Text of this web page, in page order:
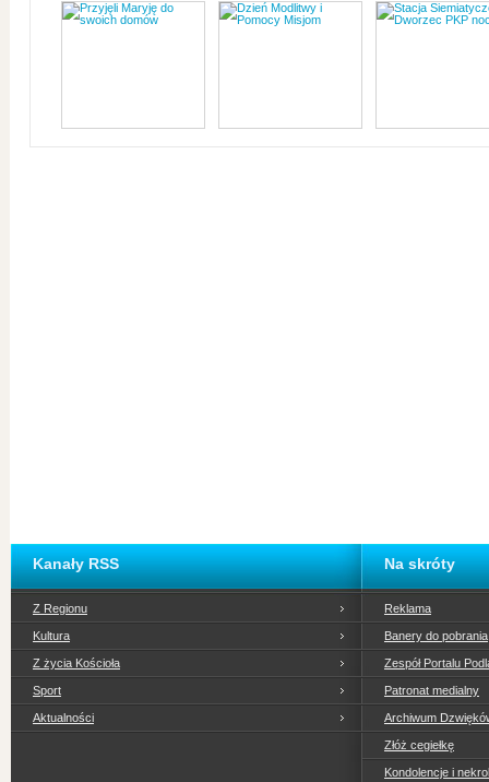
Kanały RSS
Z Regionu
Kultura
Z życia Kościoła
Sport
Aktualności
Na skróty
Reklama
Banery do pobrania
Zespół Portalu
Patronat medialny
Archiwum
Złóż cegiełkę
Kondolencje i